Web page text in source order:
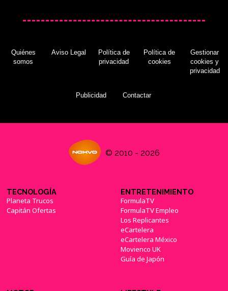
Quiénes
somos
Aviso Legal
Política de
privacidad
Política de
cookies
Gestionar
cookies y
privacidad
Publicidad Contactar
© 2010 - 2026
TECNOLOGÍA
Planeta Trucos
Capitán Ofertas
ENTRETENIMIENTO
FormulaTV
FormulaTV Empleo
Los Replicantes
eCartelera
eCartelera México
Movienco UK
Guía de Japón